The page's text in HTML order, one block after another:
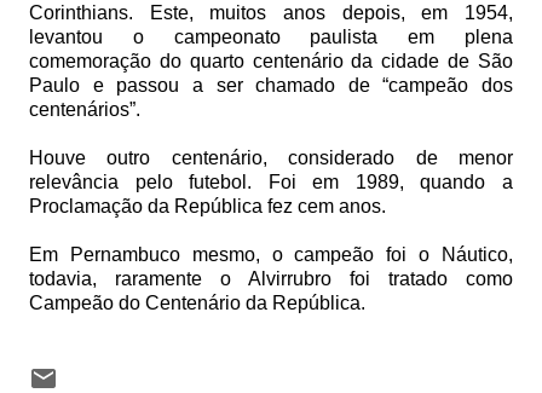
Corinthians. Este, muitos anos depois, em 1954,
levantou o campeonato paulista em plena
comemoração do quarto centenário da cidade de São
Paulo e passou a ser chamado de “campeão dos
centenários”.
Houve outro centenário, considerado de menor
relevância pelo futebol. Foi em 1989, quando a
Proclamação da República fez cem anos.
Em Pernambuco mesmo, o campeão foi o Náutico,
todavia, raramente o Alvirrubro foi tratado como
Campeão do Centenário da República.